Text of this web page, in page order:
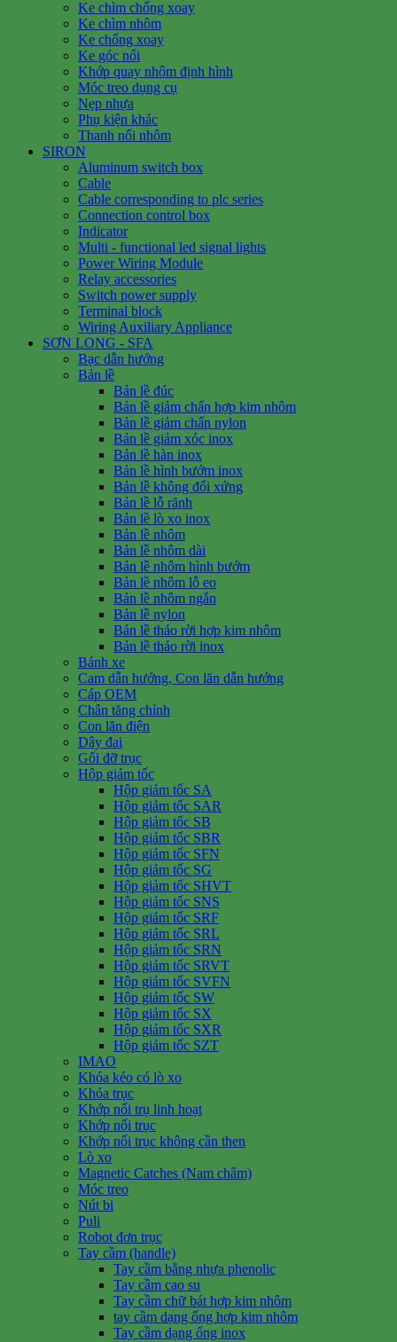
Ke chìm chống xoay
Ke chìm nhôm
Ke chống xoay
Ke góc nổi
Khớp quay nhôm định hình
Móc treo dụng cụ
Nẹp nhựa
Phụ kiện khác
Thanh nối nhôm
SIRON
Aluminum switch box
Cable
Cable corresponding to plc series
Connection control box
Indicator
Multi - functional led signal lights
Power Wiring Module
Relay accessories
Switch power supply
Terminal block
Wiring Auxiliary Appliance
SƠN LONG - SFA
Bạc dẫn hướng
Bản lề
Bản lề đúc
Bản lề giảm chấn hợp kim nhôm
Bản lề giảm chấn nylon
Bản lề giảm xóc inox
Bản lề hàn inox
Bản lề hình bướm inox
Bản lề không đối xứng
Bản lề lỗ rãnh
Bản lề lò xo inox
Bản lề nhôm
Bản lề nhôm dài
Bản lề nhôm hình bướm
Bản lề nhôm lỗ eo
Bản lề nhôm ngắn
Bản lề nylon
Bản lề tháo rời hợp kim nhôm
Bản lề tháo rời inox
Bánh xe
Cam dẫn hướng, Con lăn dẫn hướng
Cáp OEM
Chân tăng chỉnh
Con lăn điện
Dây đai
Gối đỡ trục
Hộp giảm tốc
Hộp giảm tốc SA
Hộp giảm tốc SAR
Hộp giảm tốc SB
Hộp giảm tốc SBR
Hộp giảm tốc SFN
Hộp giảm tốc SG
Hộp giảm tốc SHVT
Hộp giảm tốc SNS
Hộp giảm tốc SRF
Hộp giảm tốc SRL
Hộp giảm tốc SRN
Hộp giảm tốc SRVT
Hộp giảm tốc SVFN
Hộp giảm tốc SW
Hộp giảm tốc SX
Hộp giảm tốc SXR
Hộp giảm tốc SZT
IMAO
Khóa kéo có lò xo
Khóa trục
Khớp nối trụ linh hoạt
Khớp nối trục
Khớp nối trục không cần then
Lò xo
Magnetic Catches (Nam châm)
Móc treo
Nút bi
Puli
Robot đơn trục
Tay cầm (handle)
Tay cầm bằng nhựa phenolic
Tay cầm cao su
Tay cầm chữ bát hợp kim nhôm
tay cầm dạng ống hợp kim nhôm
Tay cầm dạng ống inox